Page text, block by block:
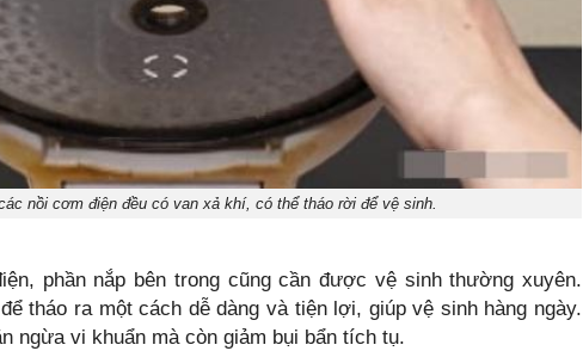
nồi cơm điện đều có van xả khí, có thể tháo rời để vệ sinh.
phần nắp bên trong cũng cần được vệ sinh thường xuyên.
tháo ra một cách dễ dàng và tiện lợi, giúp vệ sinh hàng ngày.
ngừa vi khuẩn mà còn giảm bụi bẩn tích tụ.